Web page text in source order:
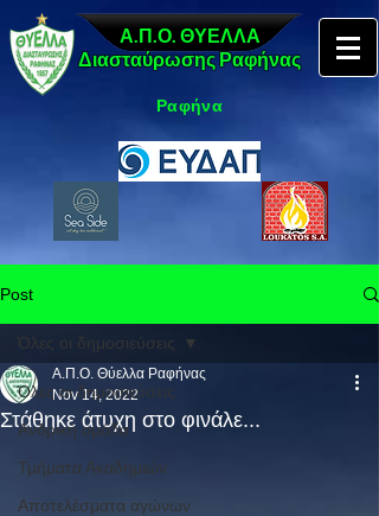
Α.Π.Ο. ΘΥΕΛΛΑ
Διασταύρωσης Ραφήνας
Ραφήνα
Post
Όλες οι δημοσιεύσεις
Ανδρική ομάδα
Τμήματα Ακαδημιών
Αποτελέσματα αγώνων
Όλες οι δημοσιεύσεις
Στάθηκε άτυχη στο φινάλε...
Α.Π.Ο. Θύελλα Ραφήνας
Nov 14, 2022